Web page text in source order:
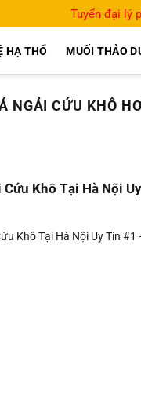
Tuyển đại lý
HẠ THỔ MUỐI THẢO
NGẢI CỨU KHÔ
Cứu Khô Tại Hà Nội
Khô Tại Hà Nội Uy Tín #1